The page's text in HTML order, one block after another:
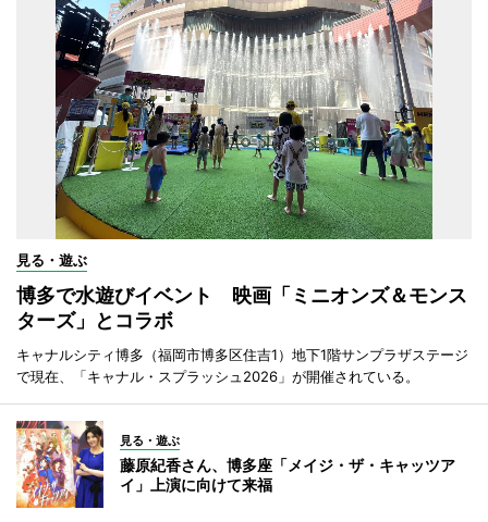
見る・遊ぶ
博多で水遊びイベント 映画「ミニオンズ＆モンス
ターズ」とコラボ
キャナルシティ博多（福岡市博多区住吉1）地下1階サンプラザステージ
で現在、「キャナル・スプラッシュ2026」が開催されている。
見る・遊ぶ
藤原紀香さん、博多座「メイジ・ザ・キャッツア
イ」上演に向けて来福